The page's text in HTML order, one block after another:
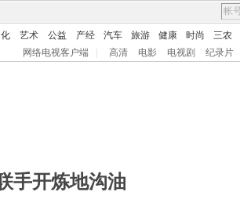
艺术 公益 产经 汽车 旅游 健康 时尚 三农
网络电视客户端 高清 电影 电视剧 纪录片
手开炼地沟油